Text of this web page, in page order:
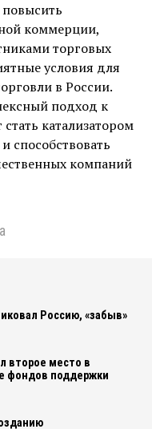
коммерции,
торговых
условия для
в России.
подход к
катализатором
способствовать
компаний
Россию, «забыв»
второе место в
фондов поддержки